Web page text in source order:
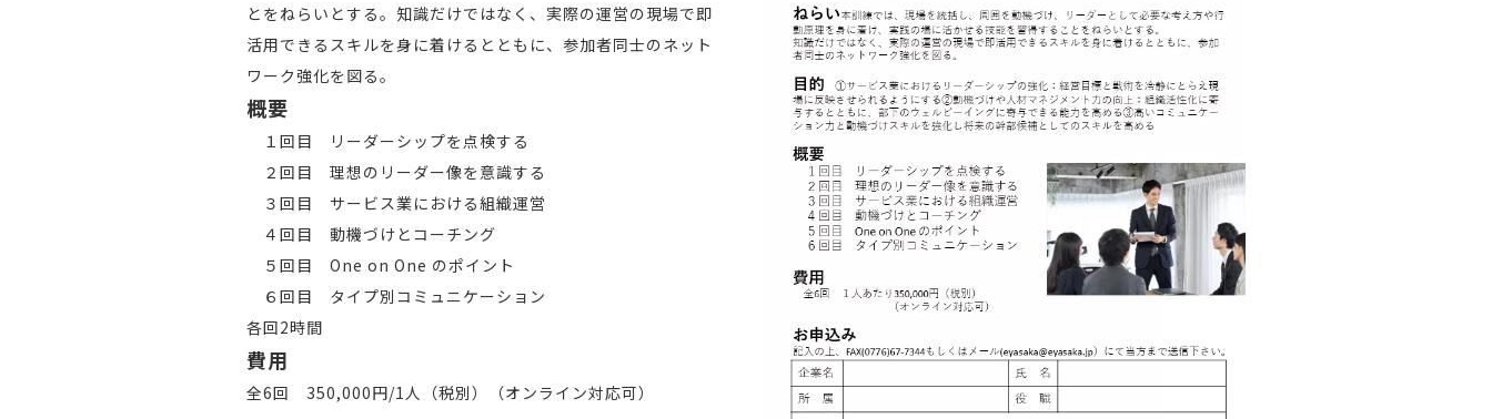
とをねらいとする。知識だけではなく、実際の運営の現場で即
活用できるスキルを身に着けるとともに、参加者同士のネット
ワーク強化を図る。
概要
１回目 リーダーシップを点検する
２回目 理想のリーダー像を意識する
３回目 サービス業における組織運営
４回目 動機づけとコーチング
５回目 One on One のポイント
６回目 タイプ別コミュニケーション
各回2時間
費用
全6回 350,000円/1人（税別）（オンライン対応可）